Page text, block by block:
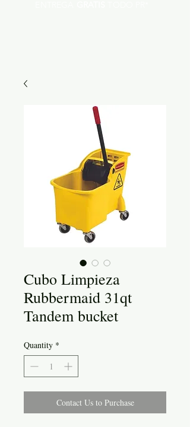
Cubo Limpieza
Rubbermaid 31qt
Tandem bucket
Quantity *
Contact Us to Purchase